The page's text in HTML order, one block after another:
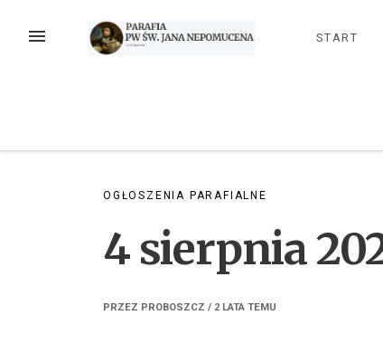
MENU START
OGŁOSZENIA PARAFIALNE
4 sierpnia
PRZEZ PROBOSZCZ / 2 LATA TEMU